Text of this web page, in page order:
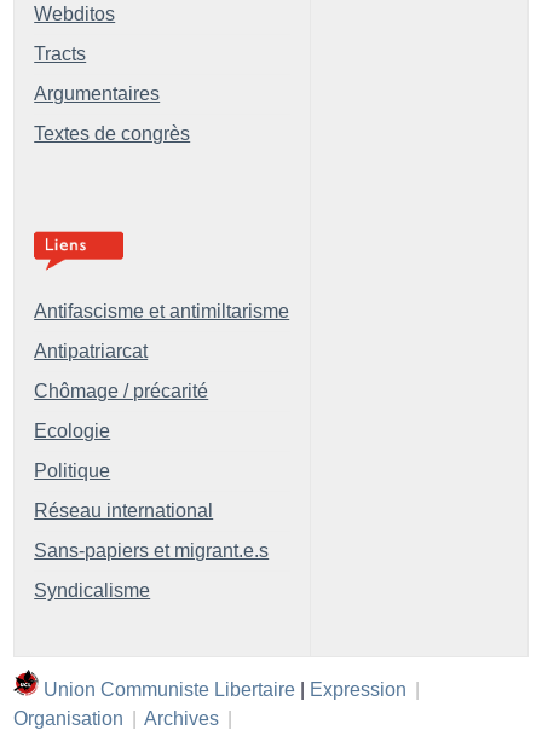
Webditos
Tracts
Argumentaires
Textes de congrès
Antifascisme et antimiltarisme
Antipatriarcat
Chômage / précarité
Ecologie
Politique
Réseau international
Sans-papiers et migrant.e.s
Syndicalisme
Union Communiste Libertaire Expression
Organisation
Archives